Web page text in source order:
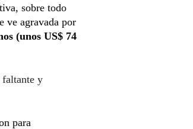
sobre todo
ve agravada por
(unos US$ 74
y
para